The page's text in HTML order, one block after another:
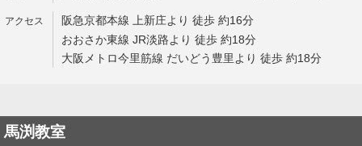
阪急京都本線 上新庄より 徒歩 約16分
おおさか東線 JR淡路より 徒歩 約18分
大阪メトロ今里筋線 だいどう豊里より 徒歩 約18分
馬渕教室